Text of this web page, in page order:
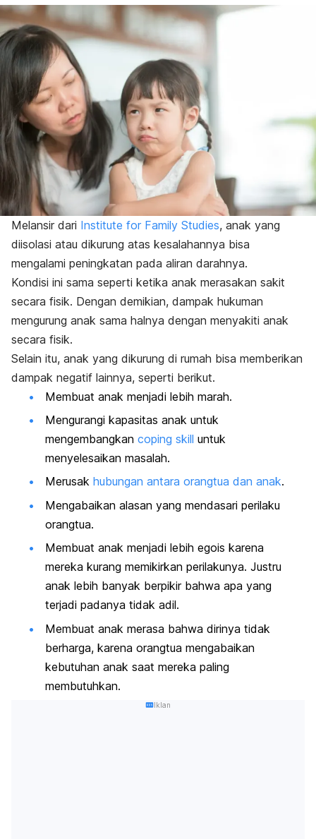
Melansir dari Institute for Family Studies, anak yang
diisolasi atau dikurung atas kesalahannya bisa
mengalami peningkatan pada aliran darahnya.
Kondisi ini sama seperti ketika anak merasakan sakit
secara fisik. Dengan demikian, dampak hukuman
mengurung anak sama halnya dengan menyakiti anak
secara fisik.
Selain itu, anak yang dikurung di rumah bisa memberikan
dampak negatif lainnya, seperti berikut.
Membuat anak menjadi lebih marah.
Mengurangi kapasitas anak untuk
mengembangkan coping skill untuk
menyelesaikan masalah.
Merusak hubungan antara orangtua dan anak.
Mengabaikan alasan yang mendasari perilaku
orangtua.
Membuat anak menjadi lebih egois karena
mereka kurang memikirkan perilakunya. Justru
anak lebih banyak berpikir bahwa apa yang
terjadi padanya tidak adil.
Membuat anak merasa bahwa dirinya tidak
berharga, karena orangtua mengabaikan
kebutuhan anak saat mereka paling
membutuhkan.
Iklan